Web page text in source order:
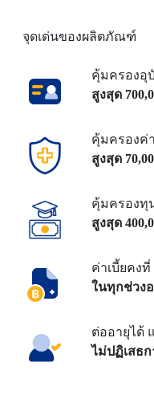
จุดเด่นของผลิตภัณฑ์
คุ้มครองอุ
สูงสุด
คุ้มครองค่
สูงสุด
คุ้มครองทุ
สูงสุด
ค่าเบี้ยคงที่
ในทุกช่วง
ต่ออายุได้
ไม่ปฏิเสธ